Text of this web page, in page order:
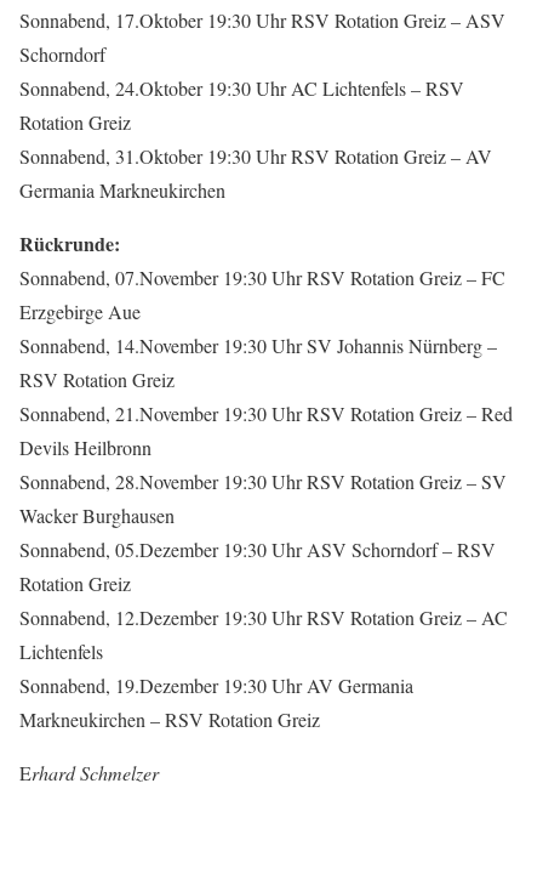
Sonnabend, 17.Oktober 19:30 Uhr RSV Rotation Greiz – ASV
Schorndorf
Sonnabend, 24.Oktober 19:30 Uhr AC Lichtenfels – RSV
Rotation Greiz
Sonnabend, 31.Oktober 19:30 Uhr RSV Rotation Greiz – AV
Germania Markneukirchen
Rückrunde:
Sonnabend, 07.November 19:30 Uhr RSV Rotation Greiz – FC
Erzgebirge Aue
Sonnabend, 14.November 19:30 Uhr SV Johannis Nürnberg –
RSV Rotation Greiz
Sonnabend, 21.November 19:30 Uhr RSV Rotation Greiz – Red
Devils Heilbronn
Sonnabend, 28.November 19:30 Uhr RSV Rotation Greiz – SV
Wacker Burghausen
Sonnabend, 05.Dezember 19:30 Uhr ASV Schorndorf – RSV
Rotation Greiz
Sonnabend, 12.Dezember 19:30 Uhr RSV Rotation Greiz – AC
Lichtenfels
Sonnabend, 19.Dezember 19:30 Uhr AV Germania
Markneukirchen – RSV Rotation Greiz
Erhard Schmelzer